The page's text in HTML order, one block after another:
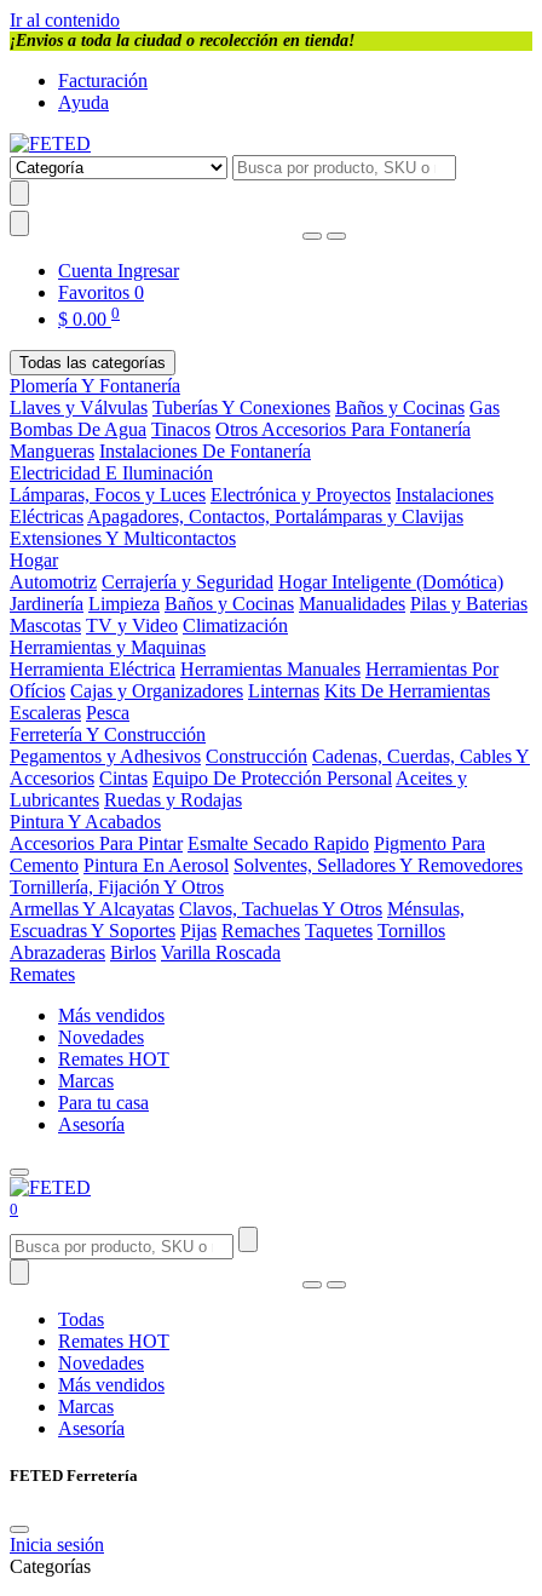
Ir al contenido
¡Envios a toda la ciudad o recolección en tienda!
Facturación
Ayuda
Cuenta Ingresar
Favoritos 0
$ 0.00 0
Todas las categorías
Plomería Y Fontanería
Llaves y Válvulas Tuberías Y Conexiones Baños y Cocinas Gas
Bombas De Agua Tinacos Otros Accesorios Para Fontanería
Mangueras Instalaciones De Fontanería
Electricidad E Iluminación
Lámparas, Focos y Luces Electrónica y Proyectos Instalaciones
Eléctricas Apagadores, Contactos, Portalámparas y Clavijas
Extensiones Y Multicontactos
Hogar
Automotriz Cerrajería y Seguridad Hogar Inteligente (Domótica)
Jardinería Limpieza Baños y Cocinas Manualidades Pilas y Baterias
Mascotas TV y Video Climatización
Herramientas y Maquinas
Herramienta Eléctrica Herramientas Manuales Herramientas Por
Ofícios Cajas y Organizadores Linternas Kits De Herramientas
Escaleras Pesca
Ferretería Y Construcción
Pegamentos y Adhesivos Construcción Cadenas, Cuerdas, Cables Y
Accesorios Cintas Equipo De Protección Personal Aceites y
Lubricantes Ruedas y Rodajas
Pintura Y Acabados
Accesorios Para Pintar Esmalte Secado Rapido Pigmento Para
Cemento Pintura En Aerosol Solventes, Selladores Y Removedores
Tornillería, Fijación Y Otros
Armellas Y Alcayatas Clavos, Tachuelas Y Otros Ménsulas,
Escuadras Y Soportes Pijas Remaches Taquetes Tornillos
Abrazaderas Birlos Varilla Roscada
Remates
Más vendidos
Novedades
Remates HOT
Marcas
Para tu casa
Asesoría
0
Todas
Remates HOT
Novedades
Más vendidos
Marcas
Asesoría
FETED Ferretería
Inicia sesión
Categorías